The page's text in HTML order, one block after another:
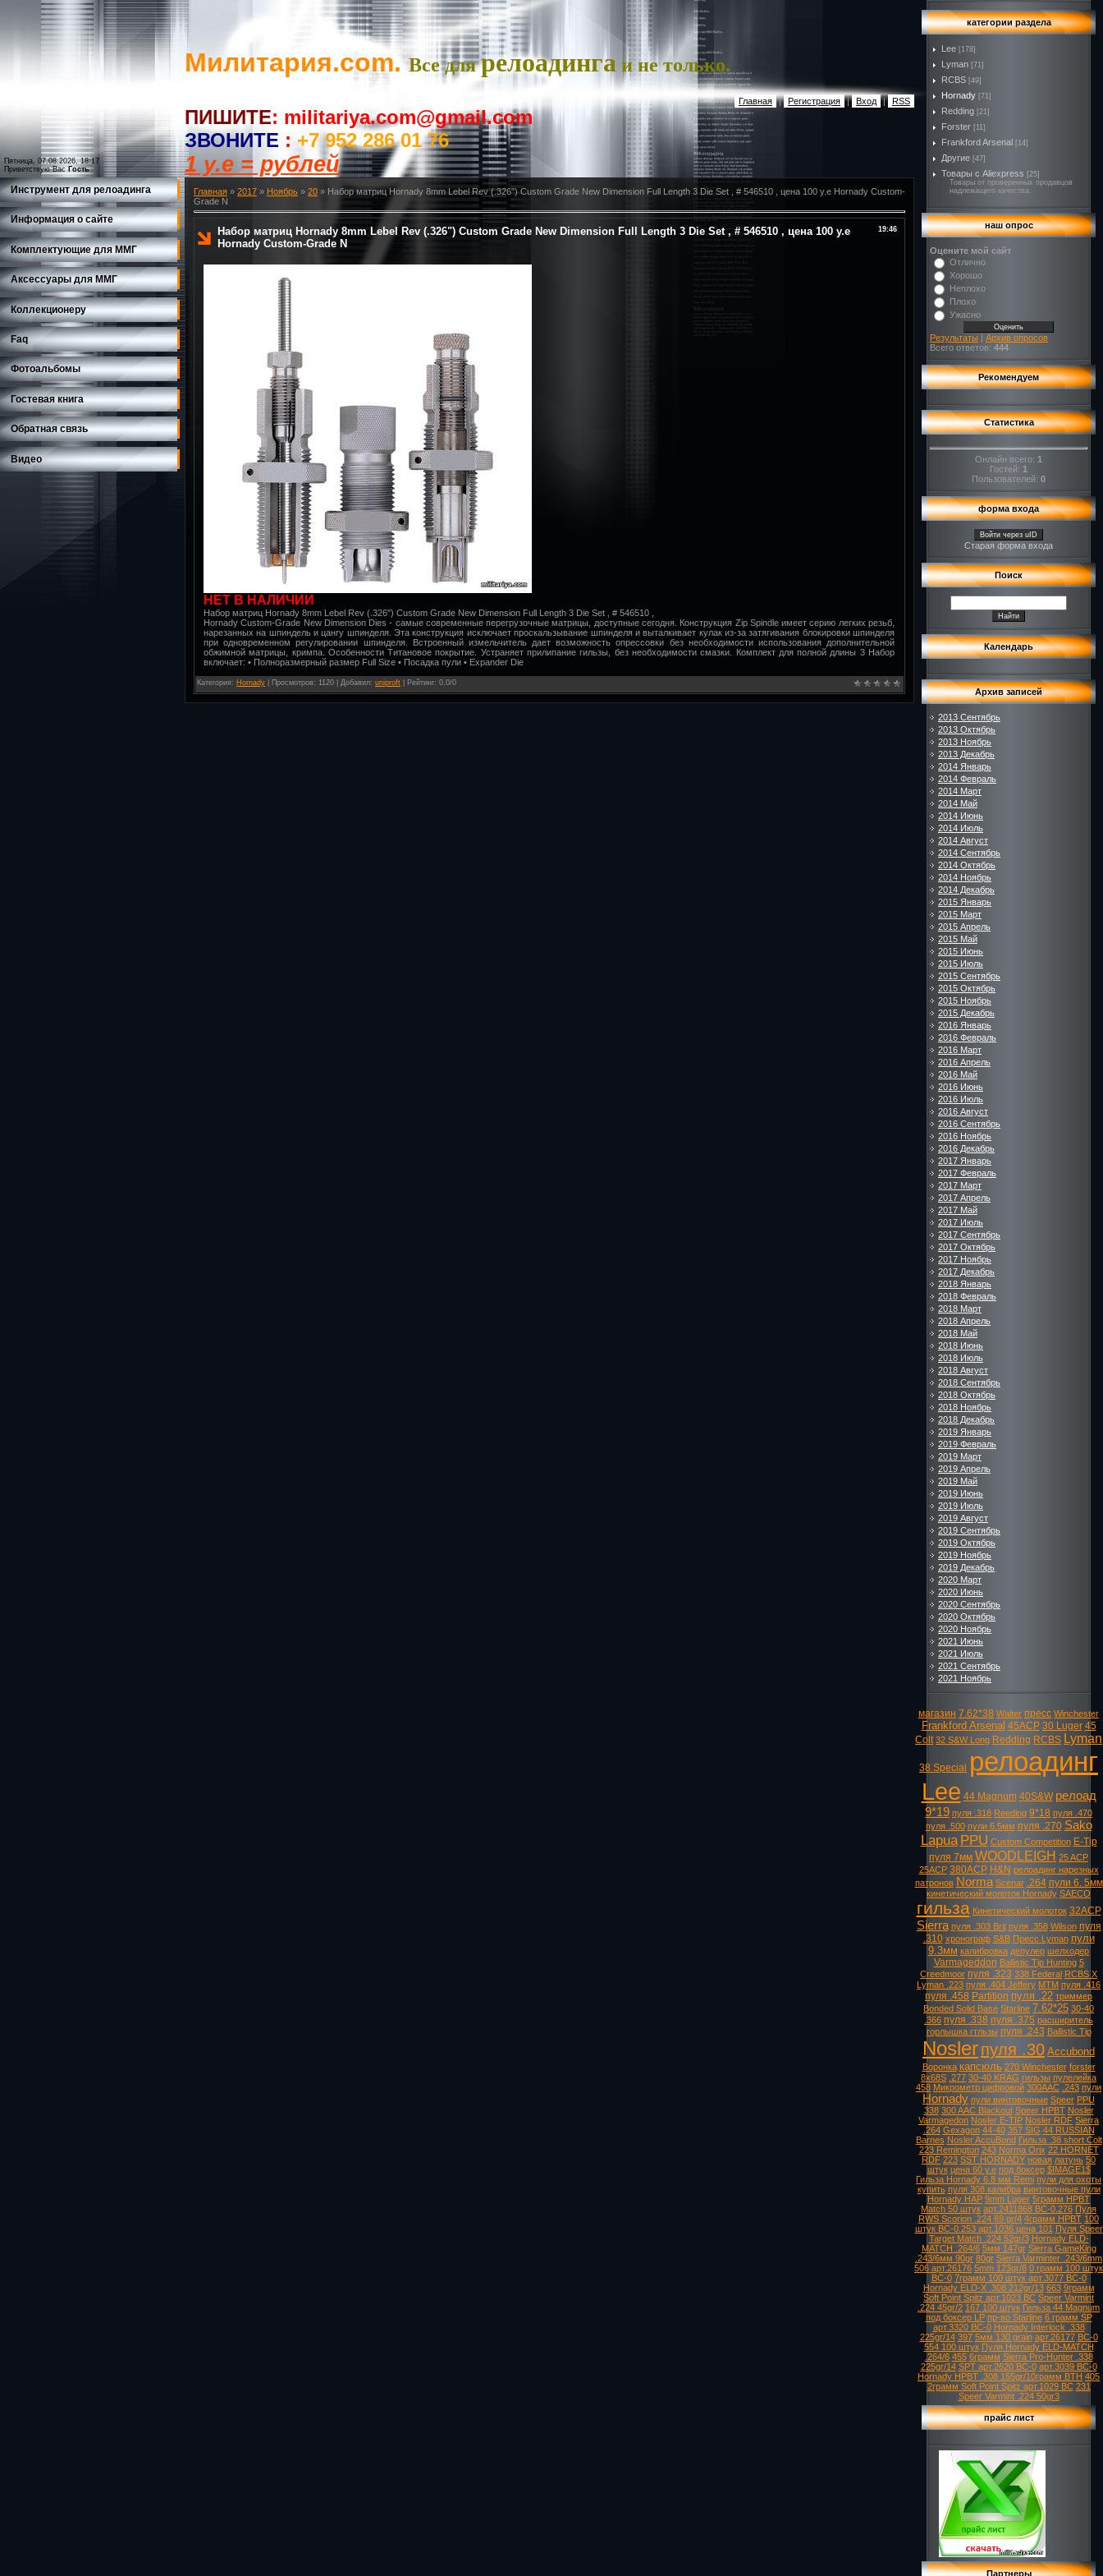
Пятница, 07.08.2026, 18:17
Приветствую Вас Гость
Милитария.com.Все длярелоадинга и не только.
Главная | Регистрация | Вход | RSS
ПИШИТЕ: militariya.com@gmail.com
ЗВОНИТЕ : +7 952 286 01 76
1 у.е = рублей
Инструмент для релоадинга
Информация о сайте
Комплектующие для ММГ
Аксессуары для ММГ
Коллекционеру
Faq
Фотоальбомы
Гостевая книга
Обратная связь
Видео
Главная » 2017 » Ноябрь » 20 » Набор матриц Hornady 8mm Lebel Rev (.326") Custom Grade New Dimension Full Length 3 Die Set , # 546510 , цена 100 у.е Hornady Custom-
Grade N
19:46
Набор матриц Hornady 8mm Lebel Rev (.326") Custom Grade New Dimension Full Length 3 Die Set , # 546510 , цена 100 у.е
Hornady Custom-Grade N
НЕТ В НАЛИЧИИ
Набор матриц Hornady 8mm Lebel Rev (.326") Custom Grade New Dimension Full Length 3 Die Set , # 546510 ,
Hornady Custom-Grade New Dimension Dies - самые современные перегрузочные матрицы, доступные сегодня. Конструкция Zip Spindle имеет серию легких резьб,
нарезанных на шпиндель и цангу шпинделя. Эта конструкция исключает проскальзывание шпинделя и выталкивает кулак из-за затягивания блокировки шпинделя
при одновременном регулировании шпинделя. Встроенный измельчитель дает возможность опрессовки без необходимости использования дополнительной
обжимной матрицы, кримпа. Особенности Титановое покрытие. Устраняет прилипание гильзы, без необходимости смазки. Комплект для полной длины 3 Набор
включает: • Полноразмерный размер Full Size • Посадка пули • Expander Die
Категория: Hornady Просмотров: 1120 | Добавил: uniproft Рейтинг: 0.0/0
категории раздела
Lee [178]
Lyman [71]
RCBS [49]
Hornady [71]
Redding [21]
Forster [11]
Frankford Arsenal [14]
Другие [47]
Товары с Aliexpress [25]
Товары от проверенных продавцов
надлежащего качества.
наш опрос
Оцените мой сайт
Отлично
Хорошо
Неплохо
Плохо
Ужасно
Результаты | Архив опросов
Всего ответов: 444
Рекомендуем
Статистика
Онлайн всего: 1
Гостей: 1
Пользователей: 0
форма входа
Войти через uID
Старая форма входа
Поиск
Календарь
Архив записей
2013 Сентябрь
2013 Октябрь
2013 Ноябрь
2013 Декабрь
2014 Январь
2014 Февраль
2014 Март
2014 Май
2014 Июнь
2014 Июль
2014 Август
2014 Сентябрь
2014 Октябрь
2014 Ноябрь
2014 Декабрь
2015 Январь
2015 Март
2015 Апрель
2015 Май
2015 Июнь
2015 Июль
2015 Сентябрь
2015 Октябрь
2015 Ноябрь
2015 Декабрь
2016 Январь
2016 Февраль
2016 Март
2016 Апрель
2016 Май
2016 Июнь
2016 Июль
2016 Август
2016 Сентябрь
2016 Ноябрь
2016 Декабрь
2017 Январь
2017 Февраль
2017 Март
2017 Апрель
2017 Май
2017 Июль
2017 Сентябрь
2017 Октябрь
2017 Ноябрь
2017 Декабрь
2018 Январь
2018 Февраль
2018 Март
2018 Апрель
2018 Май
2018 Июнь
2018 Июль
2018 Август
2018 Сентябрь
2018 Октябрь
2018 Ноябрь
2018 Декабрь
2019 Январь
2019 Февраль
2019 Март
2019 Апрель
2019 Май
2019 Июнь
2019 Июль
2019 Август
2019 Сентябрь
2019 Октябрь
2019 Ноябрь
2019 Декабрь
2020 Март
2020 Июнь
2020 Сентябрь
2020 Октябрь
2020 Ноябрь
2021 Июнь
2021 Июль
2021 Сентябрь
2021 Ноябрь
магазин 7.62*38 Walter пресс Winchester
Frankford Arsenal 45ACP 30 Luger 45
Colt 32 S&W Long Redding RCBS Lyman
38 Special релоадинг
Lee 44 Magnum 40S&W релоад
9*19 пуля .318 Reeding 9*18 пуля .470
пуля .500 пули 6.5мм пуля .270 Sako
Lapua PPU Custom Competition E-Tip
пуля 7мм WOODLEIGH 25 ACP
25ACP 380ACP H&N релоадинг нарезных
патронов Norma Scenar .264 пули 6. 5мм
кинетический молоток Hornady SAECO
гильза Кинетический молоток 32ACP
Sierra пуля .303 Brit пуля .358 Wilson пуля
.310 хронограф S&B Пресс Lyman пули
9.3мм калибровка депулер шелходер
Varmageddon Ballistic Tip Hunting 5
Creedmoor пуля .323 338 Federal RCBS X
Lyman .223 пуля .404 Jeffery MTM пуля .416
пуля .458 Partition пуля .22 триммер
Bonded Solid Base Starline 7.62*25 30-40
.366 пуля .338 пуля .375 расширитель
горлышка гтльзы пуля .243 Ballistic Tip
Noslerпуля .30 Accubond
Воронка капсюль 270 Winchester forster
8х68S .277 30-40 KRAG гильзы пулелейка
458 Микрометр цифровой 300AAC .243 пули
Hornady пули винтовочные Speer PPU
338 300 AAC Blackout Speer HPBT Nosler
Varmagedon Nosler E-TIP Nosler RDF Sierra
.264 Gexagon 44-40 357 SIG 44 RUSSIAN
Barnes Nosler AccuBond Гильза .38 short Colt
223 Remington 243 Norma Orix 22 HORNET
RDF 223 SST HORNADY новая латунь 50
штук цена 60 у.е под боксер $IMAGE1$
Гильза Hornady 6.8 мм Remi пули для охоты
купить пуля 308 калибра винтовочные пули
Hornady HAP 9mm Luger 5грамм HPBT
Match 50 штук арт.2411868 ВС-0.276 Пуля
RWS Scorion .224 69 gr/4 4грамм HPBT 100
штук ВС-0.253 арт.1036 цена 101 Пуля Speer
Target Match .224 52gr/3 Hornady ELD-
MATCH .264/6 5мм 147gr Sierra GameKing
.243/6мм 90gr 80gr Sierra Varminter .243/6mm
506 арт.26176 5mm 123gr/8 0 грамм 100 штук
ВС-0 7грамм 100 штук арт.3077 ВС-0
Hornady ELD-X .308 212gr/13 663 9грамм
Soft Point Spitz арт.1023 ВС Speer Varmint
.224 45gr/2 167 100 штук Гильза 44 Magnum
под боксер LP пр-во Starline 6 грамм SP
арт.3320 ВС-0 Hornady Interlock .338
225gr/14 397 5мм 130 grain арт.26177 ВС-0
554 100 штук Пуля Hornady ELD-MATCH
.264/6 455 6грамм Sierra Pro-Hunter .338
225gr/14 SPT арт.2620 ВС-0 арт.3039 ВС-0
Hornady HPBT .308 155gr/10грамм BTH 405
2грамм Soft Point Spitz арт.1029 ВС 231
Speer Varmint .224 50gr3
прайс лист
Партнеры